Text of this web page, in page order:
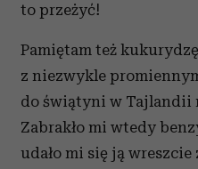
to przeżyć!
Pamiętam też
z niezwykle
do świątyni w Tajlandii
Zabrakło mi wtedy
udało mi się ją